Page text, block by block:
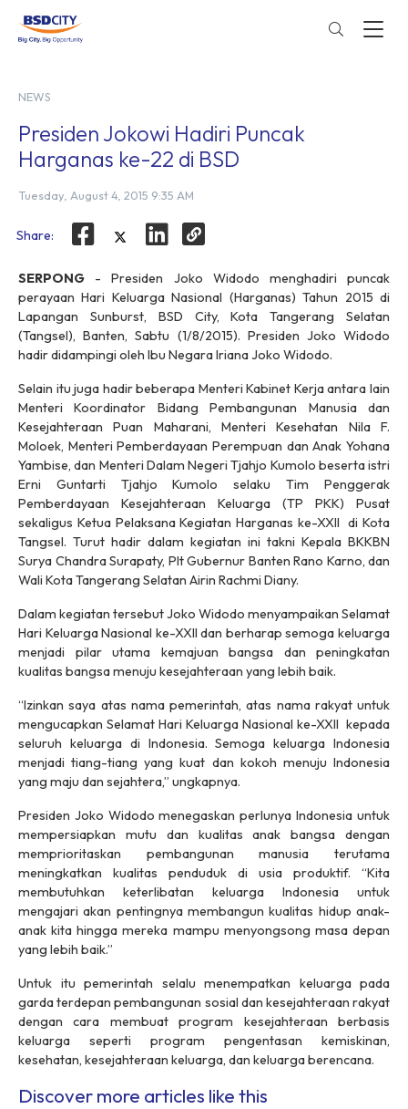
NEWS
Presiden Jokowi Hadiri Puncak
Harganas ke-22 di BSD
Tuesday, August 4, 2015 9:35 AM
Share:
SERPONG - Presiden Joko Widodo menghadiri puncak
perayaan Hari Keluarga Nasional (Harganas) Tahun 2015 di
Lapangan Sunburst, BSD City, Kota Tangerang Selatan
(Tangsel), Banten, Sabtu (1/8/2015). Presiden Joko Widodo
hadir didampingi oleh Ibu Negara Iriana Joko Widodo.
Selain itu juga hadir beberapa Menteri Kabinet Kerja antara lain
Menteri Koordinator Bidang Pembangunan Manusia dan
Kesejahteraan Puan Maharani, Menteri Kesehatan Nila F.
Moloek, Menteri Pemberdayaan Perempuan dan Anak Yohana
Yambise, dan Menteri Dalam Negeri Tjahjo Kumolo beserta istri
Erni Guntarti Tjahjo Kumolo selaku Tim Penggerak
Pemberdayaan Kesejahteraan Keluarga (TP PKK) Pusat
sekaligus Ketua Pelaksana Kegiatan Harganas ke-XXII di Kota
Tangsel. Turut hadir dalam kegiatan ini takni Kepala BKKBN
Surya Chandra Surapaty, Plt Gubernur Banten Rano Karno, dan
Wali Kota Tangerang Selatan Airin Rachmi Diany.
Dalam kegiatan tersebut Joko Widodo menyampaikan Selamat
Hari Keluarga Nasional ke-XXII dan berharap semoga keluarga
menjadi pilar utama kemajuan bangsa dan peningkatan
kualitas bangsa menuju kesejahteraan yang lebih baik.
“Izinkan saya atas nama pemerintah, atas nama rakyat untuk
mengucapkan Selamat Hari Keluarga Nasional ke-XXII kepada
seluruh keluarga di Indonesia. Semoga keluarga Indonesia
menjadi tiang-tiang yang kuat dan kokoh menuju Indonesia
yang maju dan sejahtera,” ungkapnya.
Presiden Joko Widodo menegaskan perlunya Indonesia untuk
mempersiapkan mutu dan kualitas anak bangsa dengan
memprioritaskan pembangunan manusia terutama
meningkatkan kualitas penduduk di usia produktif. “Kita
membutuhkan keterlibatan keluarga Indonesia untuk
mengajari akan pentingnya membangun kualitas hidup anak-
anak kita hingga mereka mampu menyongsong masa depan
yang lebih baik.”
Untuk itu pemerintah selalu menempatkan keluarga pada
garda terdepan pembangunan sosial dan kesejahteraan rakyat
dengan cara membuat program kesejahteraan berbasis
keluarga seperti program pengentasan kemiskinan,
kesehatan, kesejahteraan keluarga, dan keluarga berencana.
Discover more articles like this